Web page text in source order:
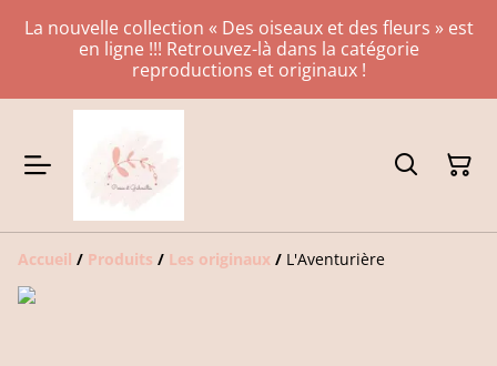
La nouvelle collection « Des oiseaux et des fleurs » est
en ligne !!! Retrouvez-là dans la catégorie
reproductions et originaux !
Accueil / Produits / Les originaux / L'Aventurière